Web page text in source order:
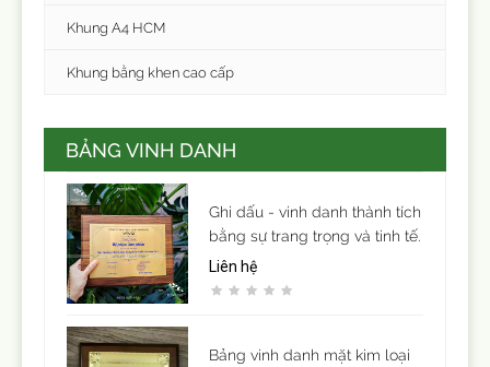
Khung A4 HCM
Khung bằng khen cao cấp
BẢNG VINH DANH
Ghi dấu - vinh danh thành tích
bằng sự trang trọng và tinh tế.
Liên hệ
Bảng vinh danh mặt kim loại